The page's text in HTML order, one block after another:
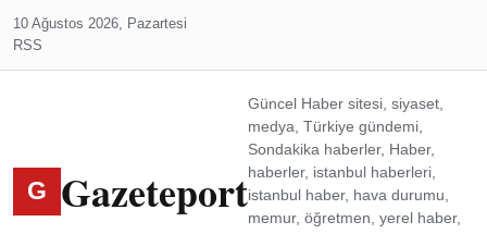
10 Ağustos 2026, Pazartesi
RSS
G Gazeteport
Güncel Haber sitesi, siyaset,
medya, Türkiye gündemi,
Sondakika haberler, Haber,
haberler, istanbul haberleri,
istanbul haber, hava durumu,
memur, öğretmen, yerel haber,